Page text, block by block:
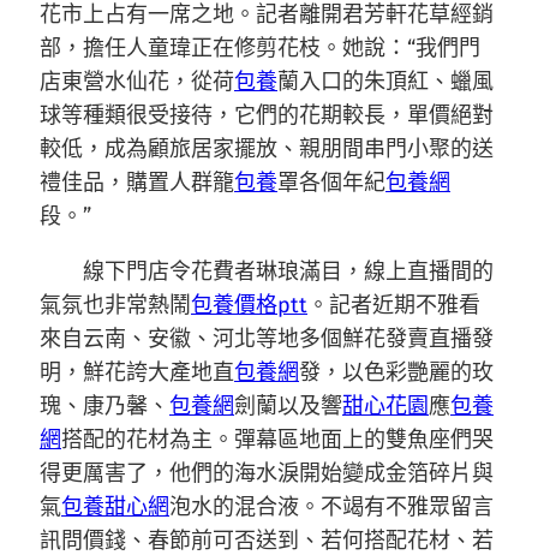
花市上占有一席之地。記者離開君芳軒花草經銷
部，擔任人童瑋正在修剪花枝。她說：“我們門
店東營水仙花，從荷包養蘭入口的朱頂紅、蠟風
球等種類很受接待，它們的花期較長，單價絕對
較低，成為顧旅居家擺放、親朋間串門小聚的送
禮佳品，購置人群籠包養罩各個年紀包養網
段。”
線下門店令花費者琳琅滿目，線上直播間的
氣氛也非常熱鬧包養價格ptt 。記者近期不雅看
來自云南、安徽、河北等地多個鮮花發賣直播發
明，鮮花誇大產地直包養網發，以色彩艷麗的玫
瑰、康乃馨、 包養網劍蘭以及響甜心花園應包養
網搭配的花材為主。彈幕區地面上的雙魚座們哭
得更厲害了，他們的海水淚開始變成金箔碎片與
氣包養甜心網泡水的混合液。不竭有不雅眾留言
訊問價錢、春節前可否送到、若何搭配花材、若